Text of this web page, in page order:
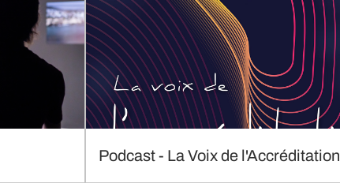
Podcast - La Voix de l'Accréditation